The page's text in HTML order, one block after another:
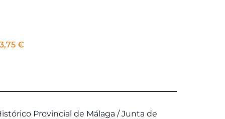
€
Provincial de Málaga / Junta de